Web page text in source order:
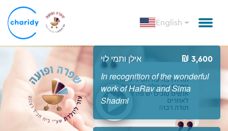
English
אילן ותמי לוי 3,600
In recognition of the wonderful
work of HaRav and Sima
Shadmi